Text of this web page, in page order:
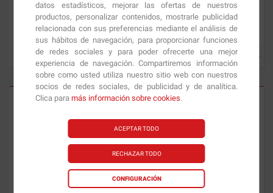
datos estadísticos, mejorar las ofertas de nuestros
productos, personalizar contenidos, mostrarle publicidad
relacionada con sus preferencias mediante el análisis de
sus hábitos de navegación, para proporcionar funciones
de redes sociales y para poder ofrecerte una mejor
experiencia de navegación. Compartiremos información
sobre como usted utiliza nuestro sitio web con nuestros
socios de redes sociales, de publicidad y de analítica.
Clica paramás información sobre cookies.
ACEPTAR TODO
RECHAZAR TODO
CONFIGURACIÓN
350 caps.
€
66.82
Mega L-Carnitina 700120 caps.
17.18
L-Arginine 500 mg100 caps. Nitric125 caps.